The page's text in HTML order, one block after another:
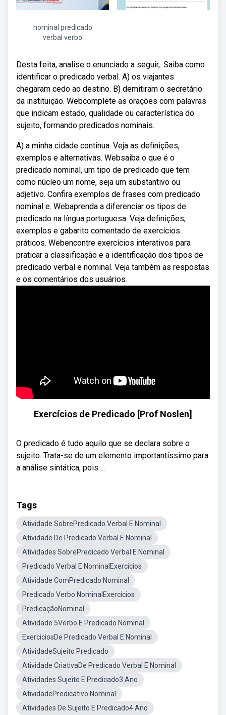
nominal predicado
verbal verbo
Desta feita, analise o enunciado a seguir,. Saiba como
identificar o predicado verbal. A) os viajantes
chegaram cedo ao destino. B) demitiram o secretário
da instituição. Webcomplete as orações com palavras
que indicam estado, qualidade ou característica do
sujeito, formando predicados nominais.
A) a minha cidade continua. Veja as definições,
exemplos e alternativas. Websaiba o que é o
predicado nominal, um tipo de predicado que tem
como núcleo um nome, seja um substantivo ou
adjetivo. Confira exemplos de frases com predicado
nominal e. Webaprenda a diferenciar os tipos de
predicado na língua portuguesa: Veja definições,
exemplos e gabarito comentado de exercícios
práticos. Webencontre exercícios interativos para
praticar a classificação e a identificação dos tipos de
predicado verbal e nominal. Veja também as respostas
e os comentários dos usuários.
Exercícios de Predicado [Prof Noslen]
O predicado é tudo aquilo que se declara sobre o
sujeito. Trata-se de um elemento importantíssimo para
a análise sintática, pois ...
Tags
Atividade SobrePredicado Verbal E Nominal
Atividade De Predicado Verbal E Nominal
Atividades SobrePredicado Verbal E Nominal
Predicado Verbal E NominalExercícios
Atividade ComPredicado Nominal
Predicado Verbo NominalExercícios
PredicaçãoNominal
Atividade 5Verbo E Predicado Nominal
ExerciciosDe Predicado Verbal E Nominal
AtividadeSujeito Predicado
Atividade CriativaDe Predicado Verbal E Nominal
Atividades Sujeito E Predicado3 Ano
AtividadePredicativo Nominal
Atividades De Sujeito E Predicado4 Ano